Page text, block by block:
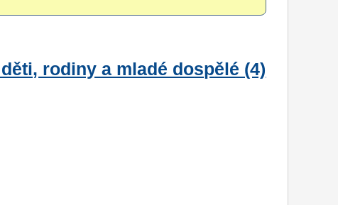
rodiny a mladé dospělé (4)